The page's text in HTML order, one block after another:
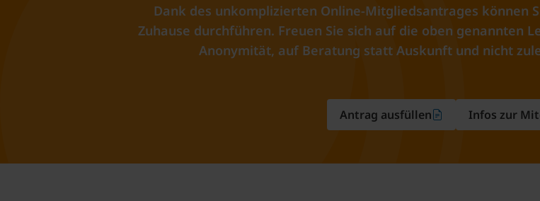
Dank des unkomplizierten Online-Mitgliedsantrages können
Zuhause durchführen. Freuen Sie sich auf die oben genannten
Anonymität, auf Beratung statt Auskunft und nicht
Antrag ausfüllen Infos zur